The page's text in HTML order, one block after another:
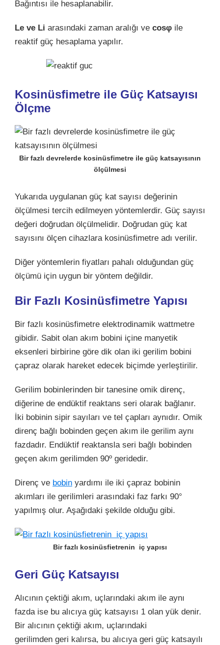
Bağıntısı ile hesaplanabilir.
Le ve Li arasındaki zaman aralığı ve cosφ ile
reaktif güç hesaplama yapılır.
Kosinüsfimetre ile Güç Katsayısı
Ölçme
Bir fazlı devrelerde kosinüsfimetre ile güç katsayısının
ölçülmesi
Yukarıda uygulanan güç kat sayısı değerinin
ölçülmesi tercih edilmeyen yöntemlerdir. Güç sayısı
değeri doğrudan ölçülmelidir. Doğrudan güç kat
sayısını ölçen cihazlara kosinüsfimetre adı verilir.
Diğer yöntemlerin fiyatları pahalı olduğundan güç
ölçümü için uygun bir yöntem değildir.
Bir Fazlı Kosinüsfimetre Yapısı
Bir fazlı kosinüsfimetre elektrodinamik wattmetre
gibidir. Sabit olan akım bobini içine manyetik
eksenleri birbirine göre dik olan iki gerilim bobini
çapraz olarak hareket edecek biçimde yerleştirilir.
Gerilim bobinlerinden bir tanesine omik direnç,
diğerine de endüktif reaktans seri olarak bağlanır.
İki bobinin sipir sayıları ve tel çapları aynıdır. Omik
direnç bağlı bobinden geçen akım ile gerilim aynı
fazdadır. Endüktif reaktansla seri bağlı bobinden
geçen akım gerilimden 90º geridedir.
Direnç ve bobin yardımı ile iki çapraz bobinin
akımları ile gerilimleri arasındaki faz farkı 90°
yapılmış olur. Aşağıdaki şekilde olduğu gibi.
Bir fazlı kosinüsfietrenin iç yapısı
Geri Güç Katsayısı
Alıcının çektiği akım, uçlarındaki akım ile aynı
fazda ise bu alıcıya güç katsayısı 1 olan yük denir.
Bir alıcının çektiği akım, uçlarındaki
gerilimden geri kalırsa, bu alıcıya geri güç katsayılı